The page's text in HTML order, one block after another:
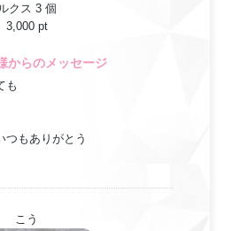
ルクス 3 個
3,000 pt
からのメッセージ
も
つもありがとう
こう